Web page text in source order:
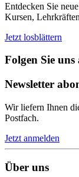
Entdecken Sie
Kursen,
Jetzt losblättern
Folgen Sie uns
Newsletter
Wir liefern Ihnen
Postfach.
Jetzt anmelden
Über uns